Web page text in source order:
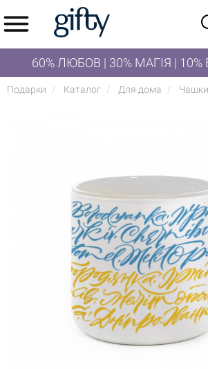
60% ЛЮБОВ | 30% МАГІЯ |
Подарки Каталог Для дома Чашки